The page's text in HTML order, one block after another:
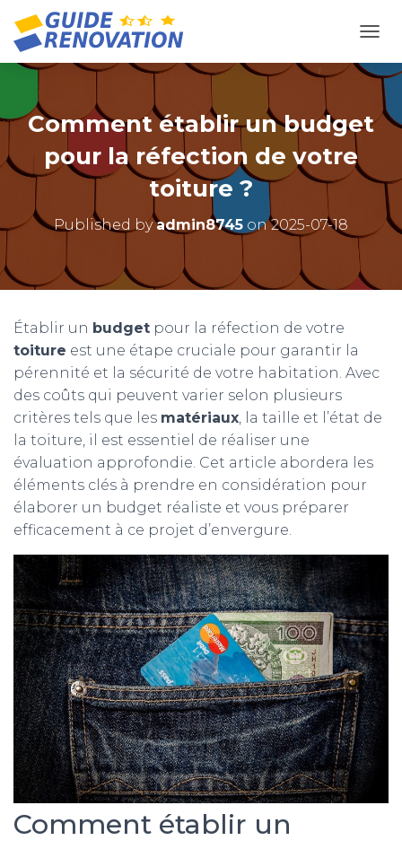
Comment établir un budget
pour la réfection de votre
toiture ?
Published byadmin8745 on2025-07-18
Établir un budget pour la réfection de votre
toiture est une étape cruciale pour garantir la
pérennité et la sécurité de votre habitation. Avec
des coûts qui peuvent varier selon plusieurs
critères tels que les matériaux, la taille et l’état de
la toiture, il est essentiel de réaliser une
évaluation approfondie. Cet article abordera les
éléments clés à prendre en considération pour
élaborer un budget réaliste et vous préparer
efficacement à ce projet d’envergure.
Comment établir un